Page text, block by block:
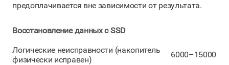
предоплачивается вне зависимости от результата.
Восстановление данных с SSD
Логические неисправности (накопитель
физически исправен)
6000–15000